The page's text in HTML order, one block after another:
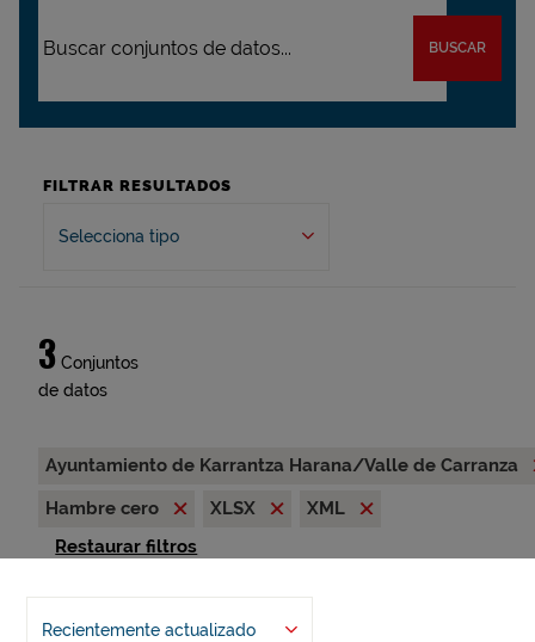
BUSCAR
FILTRAR RESULTADOS
Selecciona tipo
3 Conjuntos
de datos
Ayuntamiento de Karrantza Harana/Valle de Carranza
Hambre cero
XLSX
XML
Restaurar filtros
Recientemente actualizado